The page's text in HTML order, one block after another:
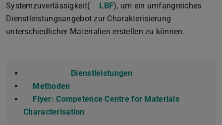
Systemzuverlässigkeit(
LBF), um ein umfangreiches
Dienstleistungsangebot zur Charakterisierung
unterschiedlicher Materialien erstellen zu können.
Dienstleistungen
Methoden
Flyer: Competence Centre for Materials
Characterisation